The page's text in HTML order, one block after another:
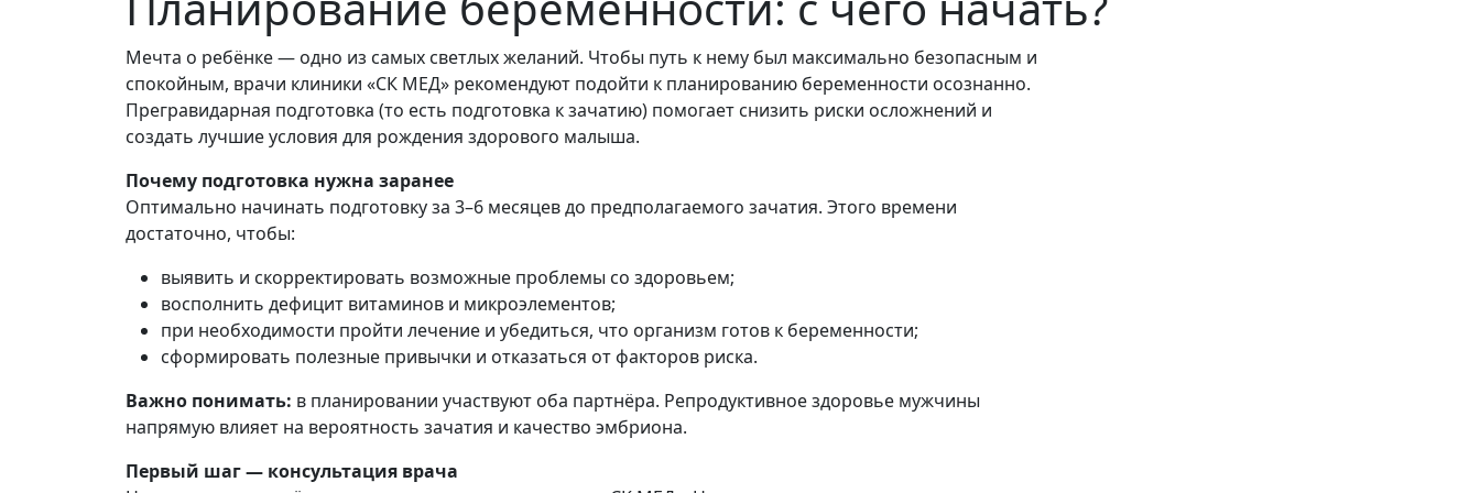
Мечта о ребёнке — одно из самых светлых желаний. Чтобы путь к нему был максимально безопасным и
спокойным, врачи клиники «СК МЕД» рекомендуют подойти к планированию беременности осознанно.
Прегравидарная подготовка (то есть подготовка к зачатию) помогает снизить риски осложнений и
создать лучшие условия для рождения здорового малыша.
Почему подготовка нужна заранее
Оптимально начинать подготовку за 3–6 месяцев до предполагаемого зачатия. Этого времени
достаточно, чтобы:
выявить и скорректировать возможные проблемы со здоровьем;
восполнить дефицит витаминов и микроэлементов;
при необходимости пройти лечение и убедиться, что организм готов к беременности;
сформировать полезные привычки и отказаться от факторов риска.
Важно понимать: в планировании участвуют оба партнёра. Репродуктивное здоровье мужчины
напрямую влияет на вероятность зачатия и качество эмбриона.
Первый шаг — консультация врача